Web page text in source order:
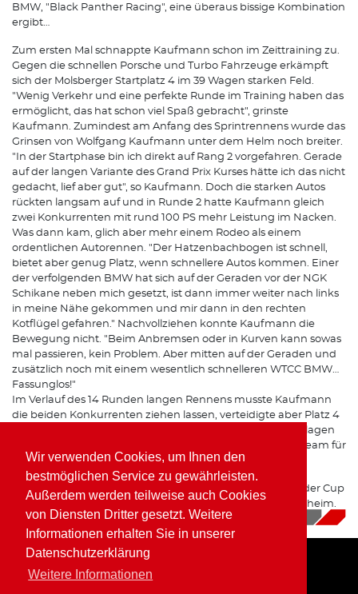
Wir verwenden Cookies, um Ihnen den
bestmöglichen Service zu gewährleisten.
Außerdem werden teilweise auch Cookies
von Diensten Dritter gesetzt. Weitere
Informationen erhalten Sie in unserer
Datenschutzerklärung
Weitere Informationen
BMW, "Black Panther Racing", eine überaus bissige Kombination
ergibt…
Zum ersten Mal schnappte Kaufmann schon im Zeittraining zu.
Gegen die schnellen Porsche und Turbo Fahrzeuge erkämpft
sich der Molsberger Startplatz 4 im 39 Wagen starken Feld.
"Wenig Verkehr und eine perfekte Runde im Training haben das
ermöglicht, das hat schon viel Spaß gebracht", grinste
Kaufmann. Zumindest am Anfang des Sprintrennens wurde das
Grinsen von Wolfgang Kaufmann unter dem Helm noch breiter.
"In der Startphase bin ich direkt auf Rang 2 vorgefahren. Gerade
auf der langen Variante des Grand Prix Kurses hätte ich das nicht
gedacht, lief aber gut", so Kaufmann. Doch die starken Autos
rückten langsam auf und in Runde 2 hatte Kaufmann gleich
zwei Konkurrenten mit rund 100 PS mehr Leistung im Nacken.
Was dann kam, glich aber mehr einem Rodeo als einem
ordentlichen Autorennen. "Der Hatzenbachbogen ist schnell,
bietet aber genug Platz, wenn schnellere Autos kommen. Einer
der verfolgenden BMW hat sich auf der Geraden vor der NGK
Schikane neben mich gesetzt, ist dann immer weiter nach links
in meine Nähe gekommen und mir dann in den rechten
Kotflügel gefahren." Nachvollziehen konnte Kaufmann die
Bewegung nicht. "Beim Anbremsen oder in Kurven kann sowas
mal passieren, kein Problem. Aber mitten auf der Geraden und
zusätzlich noch mit einem wesentlich schnelleren WTCC BMW…
Fassunglos!"
Im Verlauf des 14 Runden langen Rennens musste Kaufmann
die beiden Konkurrenten ziehen lassen, verteidigte aber Platz 4
bis ins Ziel. "Wir haben uns wieder sehr gut im Feld geschlagen
und ein Top Ergebnis eingefahren. Danke daher an das Team für
das tolle Wochenende in der Eifel!".
Schon am kommenden Wochenende geht es ins Finale der Cup
& Tourenwagen Trophy, dann aber im badischen Hockenheim.
05.10.2018
Home Impressum